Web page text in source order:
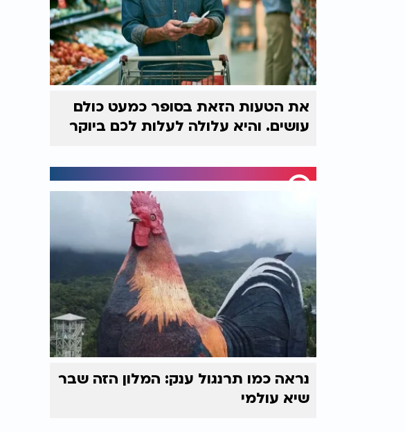
את הטעות הזאת בסופר כמעט כולם
עושים. והיא עלולה לעלות לכם ביוקר
נראה כמו תרנגול ענק: המלון הזה שבר
שיא עולמי